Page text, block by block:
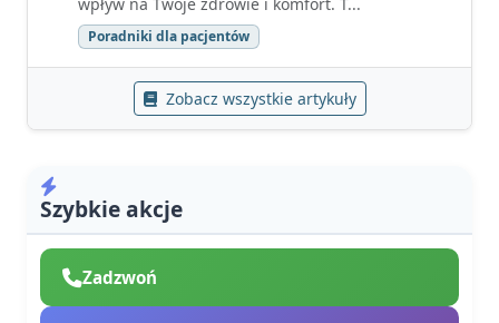
Poradniki dla pacjentów
Zobacz wszystkie artykuły
Szybkie akcje
Zadzwoń